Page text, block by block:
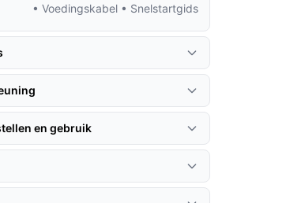
• Voedingskabel • Snelstartgids
en gebruik